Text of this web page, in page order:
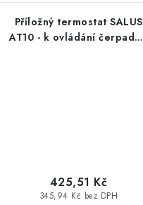
Příložný termostat SALUS
AT10 - k ovládání čerpadel,
345,94 Kč bez DPH
425,51 Kč